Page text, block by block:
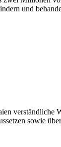
und
verständliche
sowie